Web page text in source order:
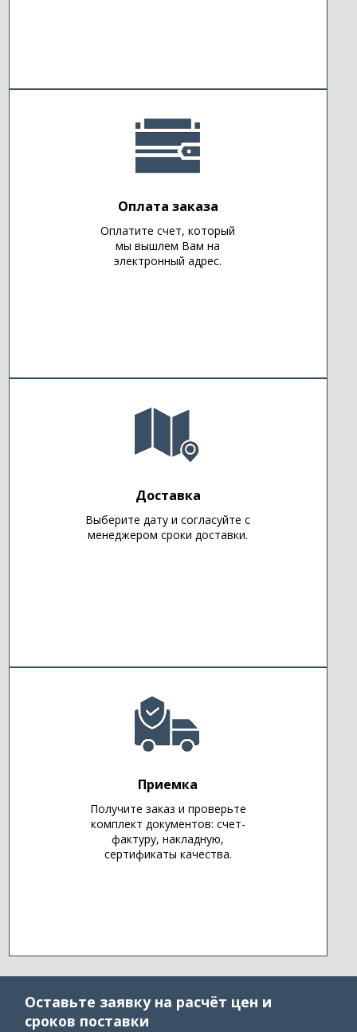
Оплата заказа
Оплатите счет, который
мы вышлем Вам на
электронный адрес.
Доставка
Выберите дату и согласуйте с
менеджером сроки доставки.
Приемка
Получите заказ и проверьте
комплект документов: счет-
фактуру, накладную,
сертификаты качества.
Оставьте заявку на расчёт цен и
сроков поставки